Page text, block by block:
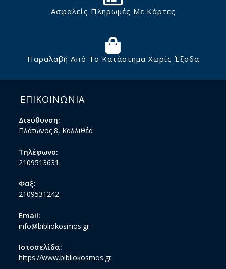
Ασφαλείς Πληρωμές Με Κάρτες
Παραλαβή Από Το Κατάστημα Χωρίς Έξοδα
ΕΠΙΚΟΙΝΩΝΙΑ
Διεύθυνση:
Πλάτωνος 8, Καλλιθέα
Τηλέφωνο:
2109513631
Φαξ:
2109531242
Email:
info@bibliokosmos.gr
Ιστοσελίδα:
https://www.bibliokosmos.gr